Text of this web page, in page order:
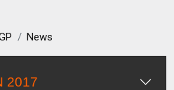
News
2017